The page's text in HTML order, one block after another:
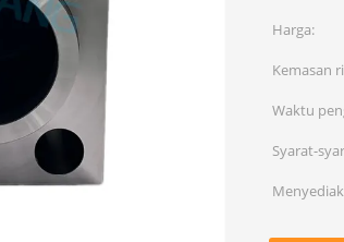
Harga:
Kemasan
Waktu
Syarat-